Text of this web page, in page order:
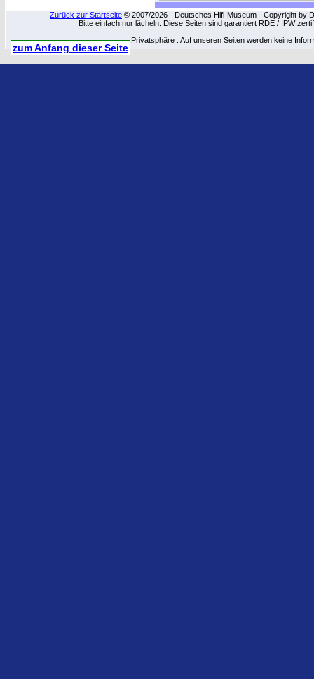
Zurück zur Startseite © 2007/2026 - Deutsches Hifi-Museum - Copyright by
Bitte einfach nur lächeln: Diese Seiten sind garantiert RDE / IPW
Privatsphäre : Auf unseren Seiten werden keine
zum Anfang dieser Seite